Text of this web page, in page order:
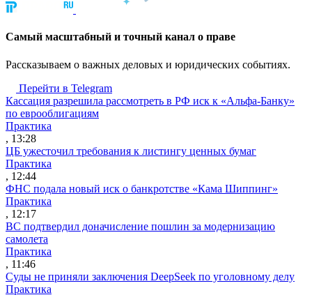
Cамый масштабный и точный канал о праве
Рассказываем о важных деловых и юридических событиях.
Перейти в Telegram
Кассация разрешила рассмотреть в РФ иск к «Альфа-Банку»
по еврооблигациям
Практика
, 13:28
ЦБ ужесточил требования к листингу ценных бумаг
Практика
, 12:44
ФНС подала новый иск о банкротстве «Кама Шиппинг»
Практика
, 12:17
ВС подтвердил доначисление пошлин за модернизацию
самолета
Практика
, 11:46
Суды не приняли заключения DeepSeek по уголовному делу
Практика